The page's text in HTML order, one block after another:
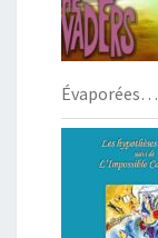
Évaporées…